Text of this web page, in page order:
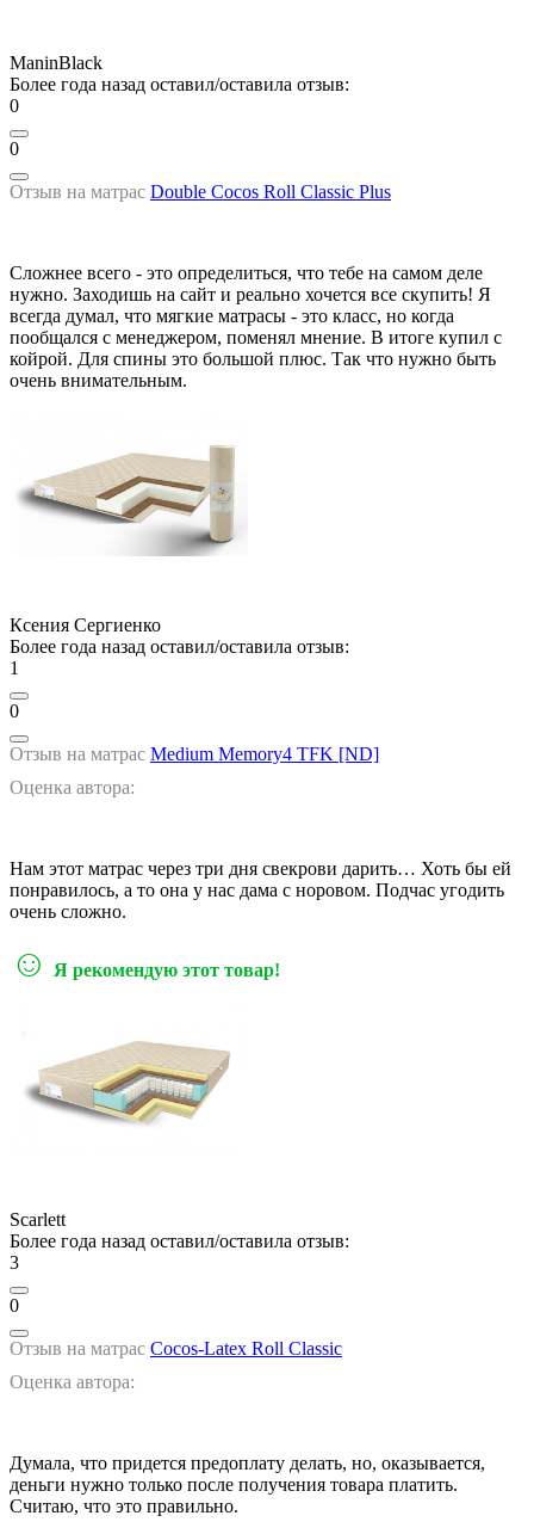
ManinBlack
Более года назад оставил/оставила отзыв:
0
0
Отзыв на матрас Double Cocos Roll Classic Plus
Сложнее всего - это определиться, что тебе на самом деле
нужно. Заходишь на сайт и реально хочется все скупить! Я
всегда думал, что мягкие матрасы - это класс, но когда
пообщался с менеджером, поменял мнение. В итоге купил с
койрой. Для спины это большой плюс. Так что нужно быть
очень внимательным.
Ксения Сергиенко
Более года назад оставил/оставила отзыв:
1
0
Отзыв на матрас Medium Memory4 TFK [ND]
Оценка автора:
Нам этот матрас через три дня свекрови дарить… Хоть бы ей
понравилось, а то она у нас дама с норовом. Подчас угодить
очень сложно.
☺ Я рекомендую этот товар!
Scarlett
Более года назад оставил/оставила отзыв:
3
0
Отзыв на матрас Cocos-Latex Roll Classic
Оценка автора:
Думала, что придется предоплату делать, но, оказывается,
деньги нужно только после получения товара платить.
Считаю, что это правильно.